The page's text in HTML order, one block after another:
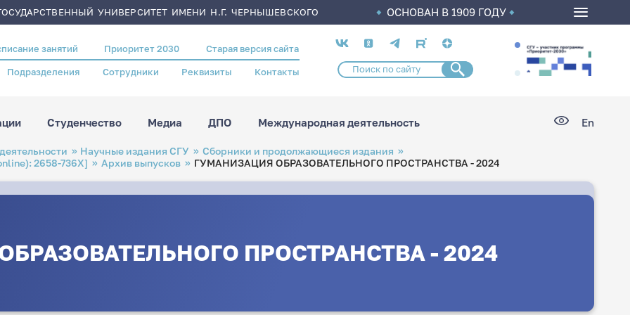
УНИВЕРСИТЕТ ИМЕНИ Н.Г. ЧЕРНЫШЕВСКОГО ОСНОВАН В 1909 ГОДУ
занятий Приоритет 2030 Старая версия сайта
Подразделения Сотрудники Реквизиты Контакты
Социальные
сети
Студенчество Медиа ДПО Международная деятельность En
Научные издания СГУ
Сборники и продолжающиеся издания
2658-736X]
Архив выпусков ГУМАНИЗАЦИЯ ОБРАЗОВАТЕЛЬНОГО ПРОСТРАНСТВА - 2024
ПРОСТРАНСТВА - 2024